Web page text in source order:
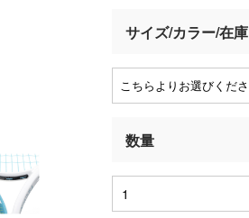
サイズ/カラー/在庫